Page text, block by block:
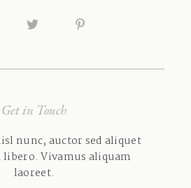
Get in Touch
nunc, auctor sed aliquet
libero. Vivamus aliquam
laoreet.